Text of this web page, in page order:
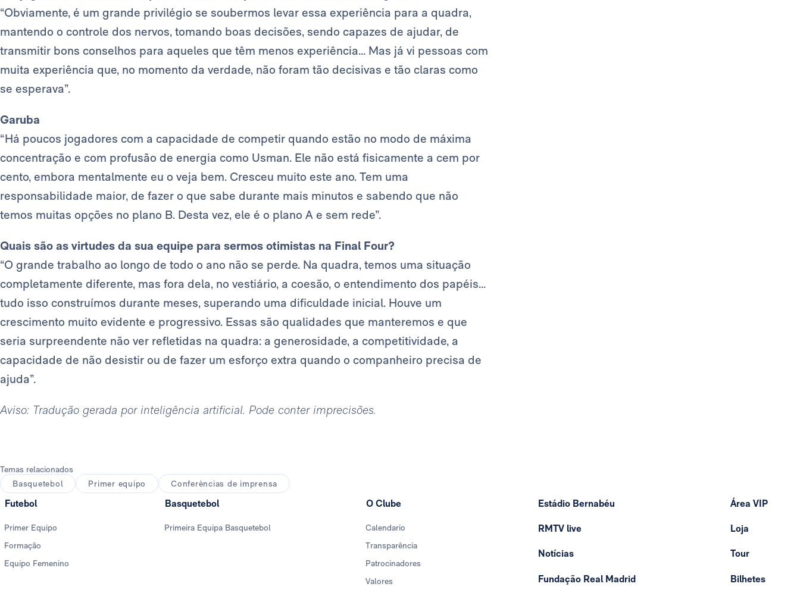
“Obviamente, é um grande privilégio se soubermos levar essa experiência para a quadra,
mantendo o controle dos nervos, tomando boas decisões, sendo capazes de ajudar, de
transmitir bons conselhos para aqueles que têm menos experiência... Mas já vi pessoas com
muita experiência que, no momento da verdade, não foram tão decisivas e tão claras como
se esperava”.
Garuba
“Há poucos jogadores com a capacidade de competir quando estão no modo de máxima
concentração e com profusão de energia como Usman. Ele não está fisicamente a cem por
cento, embora mentalmente eu o veja bem. Cresceu muito este ano. Tem uma
responsabilidade maior, de fazer o que sabe durante mais minutos e sabendo que não
temos muitas opções no plano B. Desta vez, ele é o plano A e sem rede”.
Quais são as virtudes da sua equipe para sermos otimistas na Final Four?
“O grande trabalho ao longo de todo o ano não se perde. Na quadra, temos uma situação
completamente diferente, mas fora dela, no vestiário, a coesão, o entendimento dos papéis...
tudo isso construímos durante meses, superando uma dificuldade inicial. Houve um
crescimento muito evidente e progressivo. Essas são qualidades que manteremos e que
seria surpreendente não ver refletidas na quadra: a generosidade, a competitividade, a
capacidade de não desistir ou de fazer um esforço extra quando o companheiro precisa de
ajuda”.
Aviso: Tradução gerada por inteligência artificial. Pode conter imprecisões.
Temas relacionados
Basquetebol
Primer equipo Conferèncias de imprensa
Futebol
Primer Equipo
Formação
Equipo Femenino
Basquetebol
Primeira Equipa Basquetebol
O Clube
Calendario
Transparência
Patrocinadores
Valores
Estádio Bernabéu
RMTV live
Notícias
Fundação Real Madrid
Área VIP
Loja
Tour
Bilhetes